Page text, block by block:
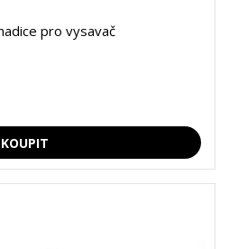
pro vysavač